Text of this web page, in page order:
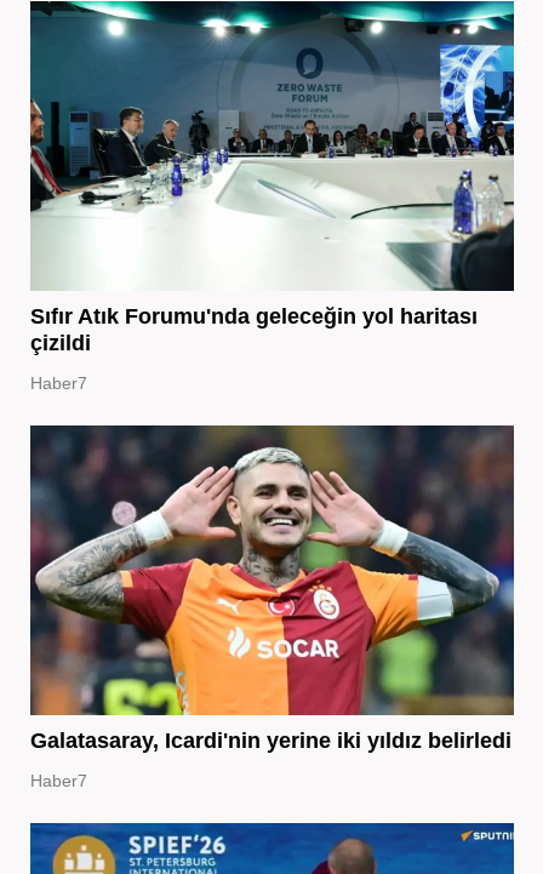
Sıfır Atık Forumu'nda geleceğin yol haritası
çizildi
Haber7
Galatasaray, Icardi'nin yerine iki yıldız belirledi
Haber7